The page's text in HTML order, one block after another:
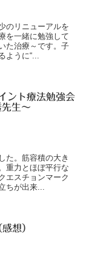
のリニューアルを
を一緒に勉強して
た治療～です。子
ように“...
ント療法勉強会
生～
た。筋容積の大き
重力とほぼ平行な
エスチョンマーク
ちが出来...
想）